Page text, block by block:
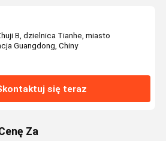
B, dzielnica Tianhe, miasto
Guangdong, Chiny
się teraz
Za